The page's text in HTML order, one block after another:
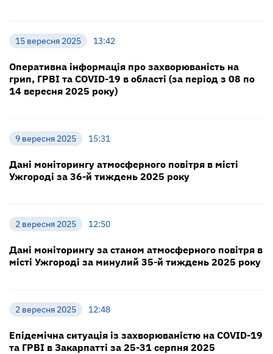
15 вересня 2025 13:42
Оперативна інформація про захворюваність на
грип, ГРВІ та COVID-19 в області (за період з 08 по
14 вересня 2025 року)
9 вересня 2025 15:31
Дані моніторингу атмосферного повітря в місті
Ужгороді за 36-й тиждень 2025 року
2 вересня 2025 12:50
Дані моніторингу за станом атмосферного повітря в
місті Ужгороді за минулий 35-й тиждень 2025 року
2 вересня 2025 12:48
Епідемічна ситуація із захворюваністю на COVID-19
та ГРВІ в Закарпатті за 25-31 серпня 2025